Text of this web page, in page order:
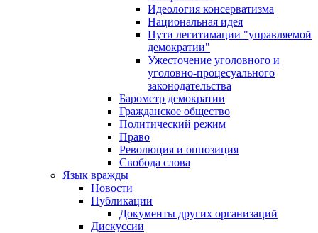
Идеология консерватизма
Национальная идея
Пути легитимации "управляемой
демократии"
Ужесточение уголовного и
уголовно-процесуального
законодательства
Барометр демократии
Гражданское общество
Политический режим
Право
Революция и оппозиция
Свобода слова
Язык вражды
Новости
Публикации
Документы других организаций
Дискуссии